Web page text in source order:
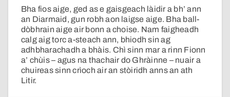
Bha fios aige, ged as e gaisgeach làidir a bh’ ann
an Diarmaid, gun robh aon laigse aige. Bha ball-
dòbhrain aige air bonn a choise. Nam faigheadh
calg aig torc a-steach ann, bhiodh sin ag
adhbharachadh a bhàis. Chì sinn mar a rinn Fionn
a’ chùis – agus na thachair do Ghràinne – nuair a
chuireas sinn crìoch air an stòiridh anns an ath
Litir.